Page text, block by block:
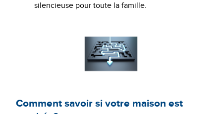
silencieuse pour toute la famille.
Comment savoir si votre maison est